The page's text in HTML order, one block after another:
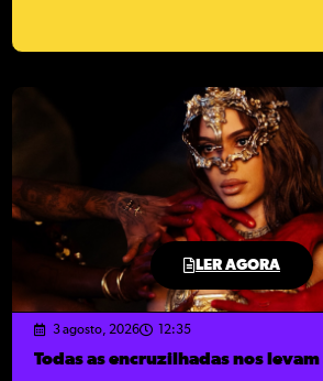
LER AGORA
3 agosto, 2026 12:35
Todas as encruzilhadas nos